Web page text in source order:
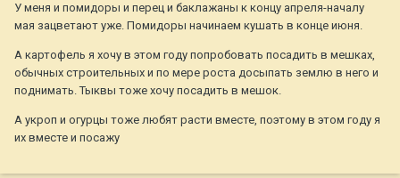
У меня и помидоры и перец и баклажаны к концу апреля-началу
мая зацветают уже. Помидоры начинаем кушать в конце июня.
А картофель я хочу в этом году попробовать посадить в мешках,
обычных строительных и по мере роста досыпать землю в него и
поднимать. Тыквы тоже хочу посадить в мешок.
А укроп и огурцы тоже любят расти вместе, поэтому в этом году я
их вместе и посажу